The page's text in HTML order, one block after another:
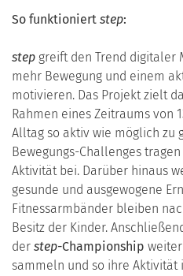
So funktioniert step:
step greift den Trend digitaler
mehr Bewegung und einem
motivieren. Das Projekt zielt
Rahmen eines Zeitraums von
Alltag so aktiv wie möglich zu
Bewegungs-Challenges
Aktivität bei. Darüber hinaus
gesunde und ausgewogene
Fitnessarmbänder bleiben
Besitz der Kinder.
der step-Championship
sammeln und so ihre